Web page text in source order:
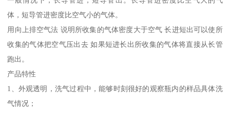
体，短导管进密度比空气小的气体。
用向上排空气法 说明所收集的气体密度大于空气 长进短出可以使所
收集的气体把空气压出去 如果短进长出所收集的气体将直接从长管
跑出。
产品特性
1、外观透明，洗气过程中，能够时刻很好的观察瓶内的样品具体洗
气情况；